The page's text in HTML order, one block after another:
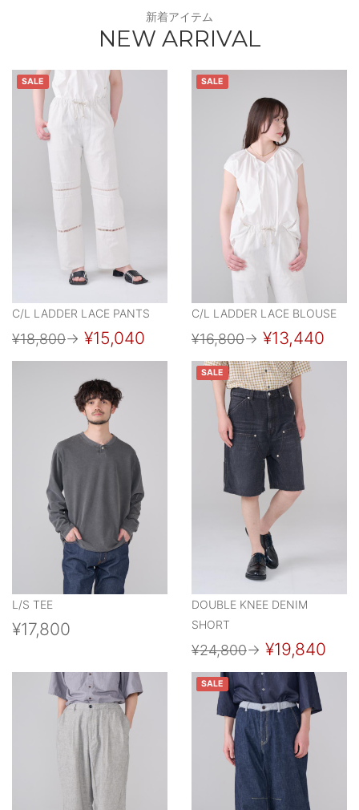
新着アイテム
NEW ARRIVAL
SALE
C/L LADDER LACE PANTS
¥18,800→ ¥15,040
SALE
C/L LADDER LACE BLOUSE
¥16,800→ ¥13,440
L/S TEE
¥17,800
SALE
DOUBLE KNEE DENIM
SHORT
¥24,800→ ¥19,840
SALE